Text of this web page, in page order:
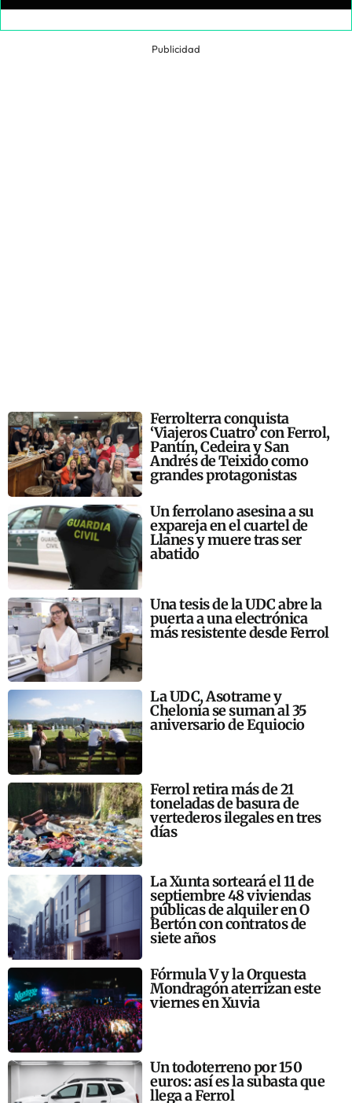
Publicidad
Ferrolterra conquista
‘Viajeros Cuatro’ con Ferrol,
Pantín, Cedeira y San
Andrés de Teixido como
grandes protagonistas
Un ferrolano asesina a su
expareja en el cuartel de
Llanes y muere tras ser
abatido
Una tesis de la UDC abre la
puerta a una electrónica
más resistente desde Ferrol
La UDC, Asotrame y
Chelonia se suman al 35
aniversario de Equiocio
Ferrol retira más de 21
toneladas de basura de
vertederos ilegales en tres
días
La Xunta sorteará el 11 de
septiembre 48 viviendas
públicas de alquiler en O
Bertón con contratos de
siete años
Fórmula V y la Orquesta
Mondragón aterrizan este
viernes en Xuvia
Un todoterreno por 150
euros: así es la subasta que
llega a Ferrol